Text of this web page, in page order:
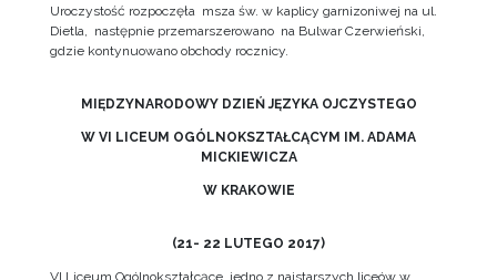
Uroczystość rozpoczęła msza św. w kaplicy garnizoniwej na ul.
Dietla, następnie przemarszerowano na Bulwar Czerwieński,
gdzie kontynuowano obchody rocznicy.
MIĘDZYNARODOWY DZIEŃ JĘZYKA OJCZYSTEGO
W VI LICEUM OGÓLNOKSZTAŁCĄCYM IM. ADAMA
MICKIEWICZA
W KRAKOWIE
(21- 22 LUTEGO 2017)